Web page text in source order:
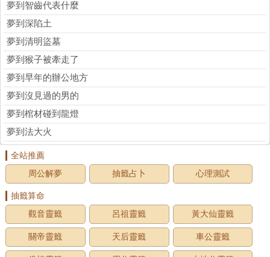
夢到智齒代表什麼
夢到深陷土
夢到清明盜墓
夢到猴子被牽走了
夢到早年的辦公地方
夢到沒見過的男的
夢到棺材碰到龍燈
夢到法大火
全站推薦
周公解夢
抽籤占卜 心理測試
抽籤算命
觀音靈籤
呂祖靈籤 黃大仙靈籤
關帝靈籤 天后靈籤 車公靈籤